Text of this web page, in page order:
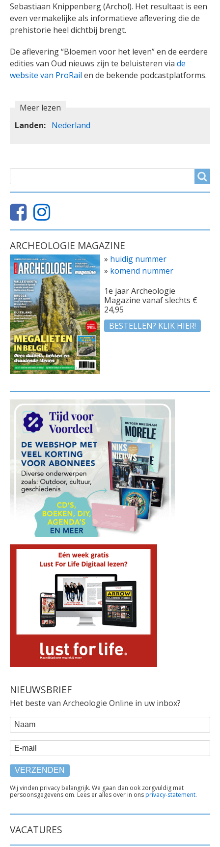
Sebastiaan Knippenberg (Archol). Het resultaat is een
even vermakelijke als informatieve aflevering die de
prehistorie heel dichtbij brengt.
De aflevering “Bloemen voor het leven” en de eerdere
edities van Oud nieuws zijn te beluisteren via de
website van ProRail en de bekende podcastplatforms.
Meer lezen
Landen
Nederland
ZOEKVELD
ARCHEOLOGIE MAGAZINE
» huidig nummer
» komend nummer
1e jaar Archeologie
Magazine vanaf slechts €
24,95
BESTELLEN? KLIK HIER!
NIEUWSBRIEF
Het beste van Archeologie Online in uw inbox?
WEBFORM
Naam
E-mail
TEKST
ONDER
Wij vinden privacy belangrijk. We gaan dan ook zorgvuldig met
persoonsgegevens om. Lees er alles over in onsprivacy-statement.
VACATURES